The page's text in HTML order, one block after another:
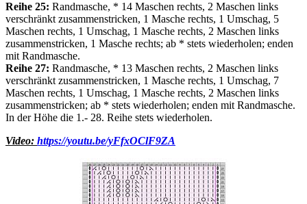
Reihe 25: Randmasche, * 14 Maschen rechts, 2 Maschen links
verschränkt zusammenstricken, 1 Masche rechts, 1 Umschag, 5
Maschen rechts, 1 Umschag, 1 Masche rechts, 2 Maschen links
zusammenstricken, 1 Masche rechts; ab * stets wiederholen; enden
mit Randmasche.
Reihe 27: Randmasche, * 13 Maschen rechts, 2 Maschen links
verschränkt zusammenstricken, 1 Masche rechts, 1 Umschag, 7
Maschen rechts, 1 Umschag, 1 Masche rechts, 2 Maschen links
zusammenstricken; ab * stets wiederholen; enden mit Randmasche.
In der Höhe die 1.- 28. Reihe stets wiederholen.
Video: https://youtu.be/yFfxOClF9ZA